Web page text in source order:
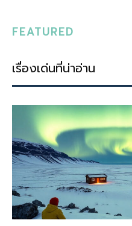
FEATURED
เรื่องเด่นที่น่าอ่าน